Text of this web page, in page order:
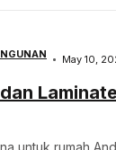
May 10,
untuk rumah